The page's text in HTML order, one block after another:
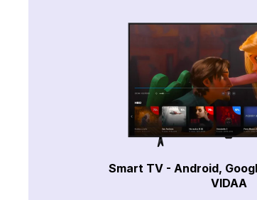
Smart TV - Android,
VIDAA